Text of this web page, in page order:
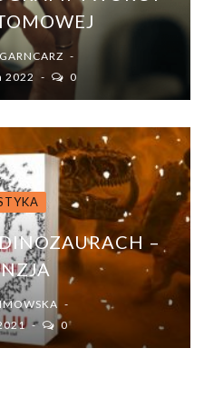
2022
0
–
0